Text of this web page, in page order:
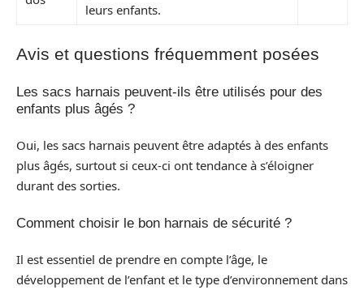
leurs enfants.
Avis et questions fréquemment posées
Les sacs harnais peuvent-ils être utilisés pour des
enfants plus âgés ?
Oui, les sacs harnais peuvent être adaptés à des enfants
plus âgés, surtout si ceux-ci ont tendance à s’éloigner
durant des sorties.
Comment choisir le bon harnais de sécurité ?
Il est essentiel de prendre en compte l’âge, le
développement de l’enfant et le type d’environnement dans